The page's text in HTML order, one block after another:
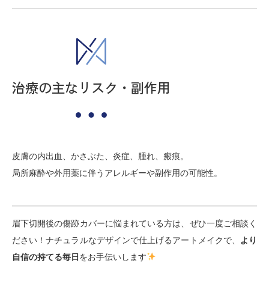
治療の主なリスク・副作用
皮膚の内出血、かさぶた、炎症、腫れ、瘢痕。
局所麻酔や外用薬に伴うアレルギーや副作用の可能性。
眉下切開後の傷跡カバーに悩まれている方は、ぜひ一度ご相談く
ださい！ナチュラルなデザインで仕上げるアートメイクで、
より
自信の持てる毎日をお手伝いします